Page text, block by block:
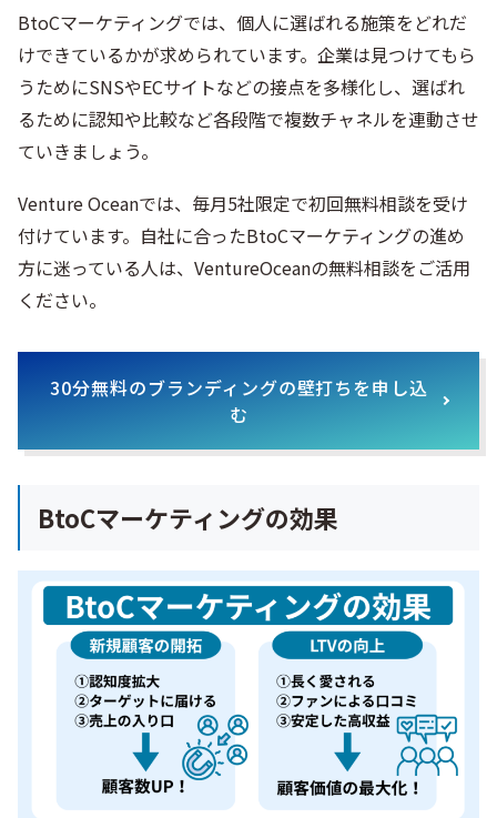
BtoCマーケティングでは、個人に選ばれる施策をどれだ
けできているかが求められています。企業は見つけてもら
うためにSNSやECサイトなどの接点を多様化し、選ばれ
るために認知や比較など各段階で複数チャネルを連動させ
ていきましょう。
Venture Oceanでは、毎月5社限定で初回無料相談を受け
付けています。自社に合ったBtoCマーケティングの進め
方に迷っている人は、VentureOceanの無料相談をご活用
ください。
30分無料のブランディングの壁打ちを申し込
む
BtoCマーケティングの効果